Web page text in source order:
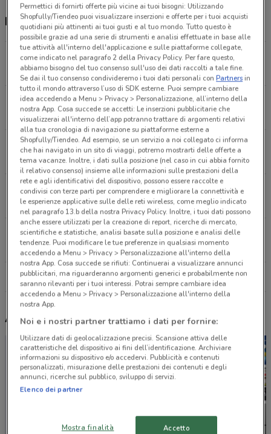
Negozi Vobis a Cesano Boscone
Via Comelico, 30 Milano
9 km
Via Gramsci, 32 San Donato Milanese
13.7 km
VIA Guido Rossa 29 Magenta
16.9 km
Via Verdi, 5 Bussero
23.7 km
CHIUSO
Corso Matteotti, 75/C Seregno
24.7 km
Tutti i negozi Vobis
Altri volantini nelle vicinanze
Permettici di fornirti offerte più vicine ai tuoi bisogni: Utilizzando
Shopfully/Tiendeo puoi visualizzare inserzioni e offerte per i tuoi acquisti
quotidiani più attinenti ai tuoi gusti e al tuo mondo. Tutto questo è
possibile grazie ad una serie di strumenti e analisi effettuate in base alle
tue attività all'interno dell'applicazione e sulle piattaforme collegate,
come indicato nel paragrafo 2 della Privacy Policy. Per fare questo,
abbiamo bisogno del tuo consenso sull'uso dei dati raccolti a tale fine.
Se dai il tuo consenso condivideremo i tuoi dati personali conPartnersin
tutto il mondo attraverso l’uso di SDK esterne. Puoi sempre cambiare
idea accedendo a Menu > Privacy > Personalizzazione, all’interno della
nostra App. Cosa succede se accetti: Le inserzioni pubblicitarie che
visualizzerai all'interno dell’app potranno trattare di argomenti relativi
alla tua cronologia di navigazione su piattaforme esterne a
Shopfully/Tiendeo. Ad esempio, se un servizio a noi collegato ci informa
che hai navigato in un sito di viaggi, potremo mostrarti delle offerte a
tema vacanze. Inoltre, i dati sulla posizione (nel caso in cui abbia fornito
il relativo consenso) insieme alle informazioni sulle prestazioni della
rete e agli identificativi del dispositivo, possono essere raccolte e
condivisi con terze parti per comprendere e migliorare la connettività e
le esperienze applicative sulle delle reti wireless, come meglio indicato
nel paragrafo 13.b della nostra Privacy Policy. Inoltre, i tuoi dati possono
anche essere utilizzati per la creazione di report, ricerche di mercato,
scientifiche e statistiche, analisi basate sulla posizione e analisi delle
tendenze. Puoi modificare le tue preferenze in qualsiasi momento
accedendo a Menu > Privacy > Personalizzazione all'interno della
nostra App. Cosa succede se rifiuti: Continuerai a visualizzare annunci
pubblicitari, ma riguarderanno argomenti generici e probabilmente non
saranno rilevanti per i tuoi interessi. Potrai sempre cambiare idea
accedendo a Menu > Privacy > Personalizzazione all'interno della
nostra App.
Noi e i nostri partner trattiamo i dati per fornire:
Utilizzare dati di geolocalizzazione precisi. Scansione attiva delle
caratteristiche del dispositivo ai fini dell’identificazione. Archiviare
informazioni su dispositivo e/o accedervi. Pubblicità e contenuti
personalizzati, misurazione delle prestazioni dei contenuti e degli
annunci, ricerche sul pubblico, sviluppo di servizi.
Elenco dei partner
Mostra finalità Accetto